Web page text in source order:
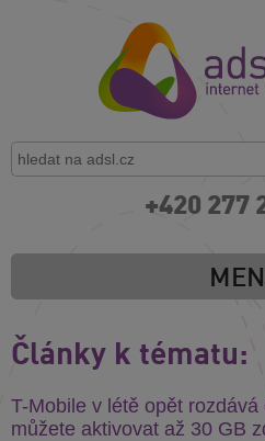
+420 277
Články k tématu:
T-Mobile v létě opět
můžete aktivovat až 30 GB